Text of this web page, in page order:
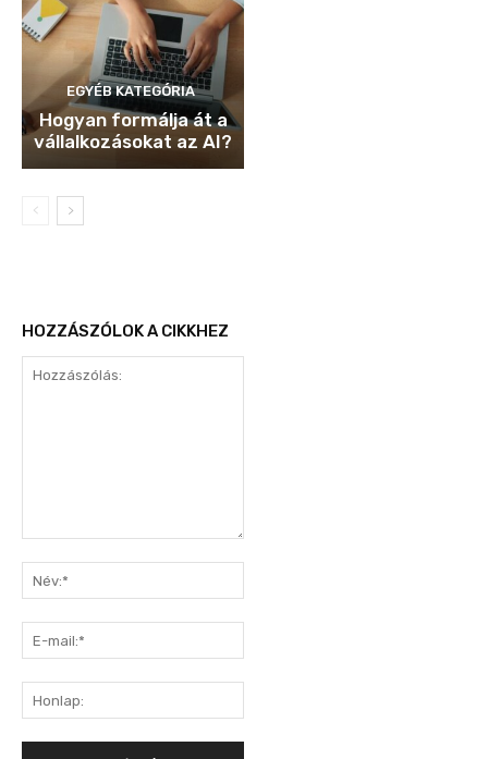
EGYÉB KATEGÓRIA
Hogyan formálja át a
vállalkozásokat az AI?
HOZZÁSZÓLOK A CIKKHEZ
mail:*